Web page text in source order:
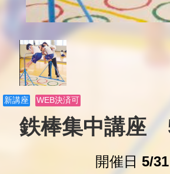
新講座 WEB決済可
鉄棒集中講座
開催日 5/31